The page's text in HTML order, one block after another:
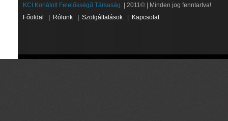
KCI Korlátolt Felelősségű Társaság. | 2011© | Minden jog fenntartva!
Főoldal
Rólunk Szolgáltatások Kapcsolat